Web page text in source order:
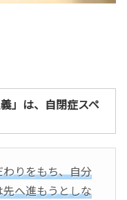
」は、自閉症スペ
りをもち、自分
へ進もうとしな